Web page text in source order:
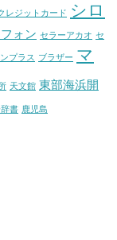
レジットカード シロ
ォン セラーアカオ セ
プラス ブラザー マ
天文館 東部海浜開
書 鹿児島